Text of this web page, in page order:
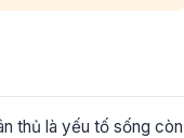
thủ là yếu tố sống còn